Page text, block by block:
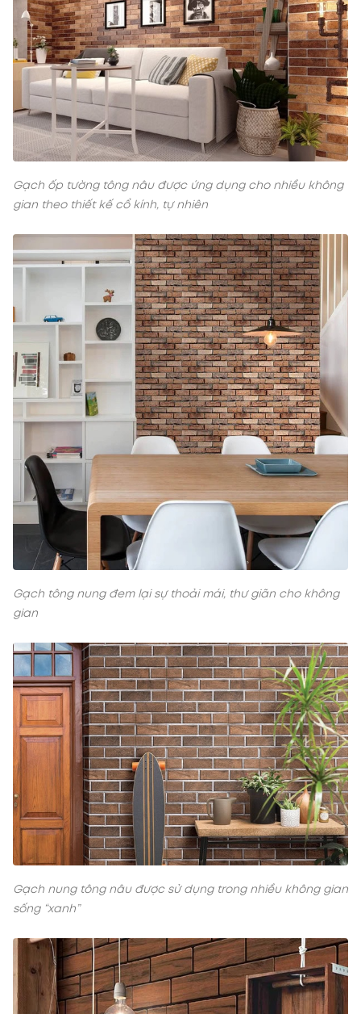
Gạch ốp tường tông nâu được ứng dụng cho nhiều không
gian theo thiết kế cổ kính, tự nhiên
Gạch tông nung đem lại sự thoải mái, thư giãn cho không
gian
Gạch nung tông nâu được sử dụng trong nhiều không gian
sống “xanh”